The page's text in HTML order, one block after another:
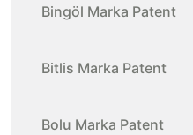
Bingöl Marka Patent
Bitlis Marka Patent
Bolu Marka Patent